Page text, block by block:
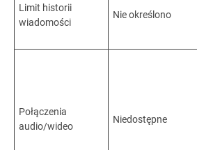
Limit historii
wiadomości
Nie określono
Połączenia
audio/wideo
Niedostępne